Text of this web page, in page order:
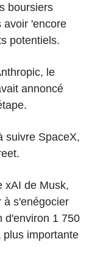
boursiers
avoir 'encore
potentiels.
le
annoncé
suivre SpaceX,
xAI de Musk,
à s'enégocier
d'environ 1 750
plus importante